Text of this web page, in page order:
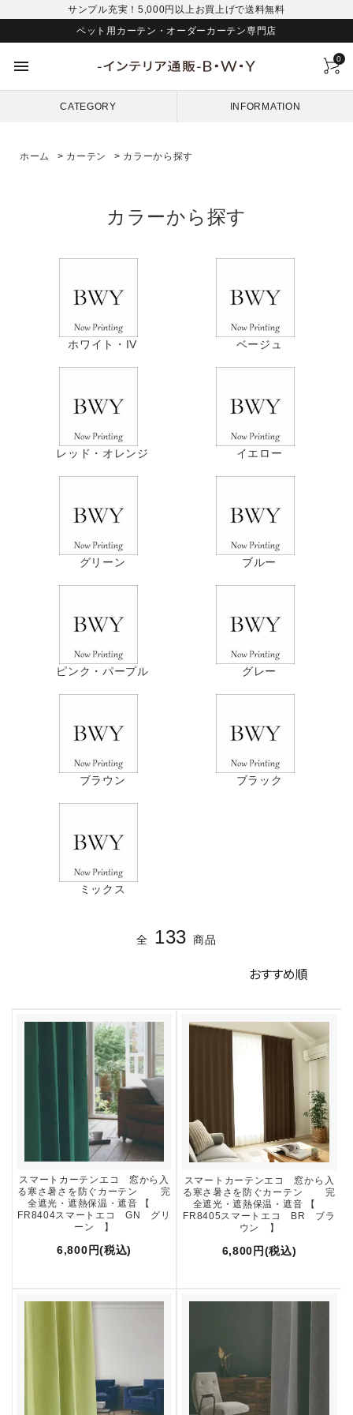
サンプル充実！5,000円以上お買上げで送料無料
ペット用カーテン・オーダーカーテン専門店
menu 0
CATEGORY INFORMATION
ホーム > カーテン > カラーから探す
カラーから探す
ホワイト・IV ベージュ
レッド・オレンジ イエロー
グリーン ブルー
ピンク・パープル グレー
ブラウン ブラック
ミックス
全 133 商品
スマートカーテンエコ 窓から入
る寒さ暑さを防ぐカーテン 完
全遮光・遮熱保温・遮音 【
FR8404スマートエコ GN グリ
ーン 】
6,800円(税込)
スマートカーテンエコ 窓から入
る寒さ暑さを防ぐカーテン 完
全遮光・遮熱保温・遮音 【
FR8405スマートエコ BR ブラ
ウン 】
6,800円(税込)